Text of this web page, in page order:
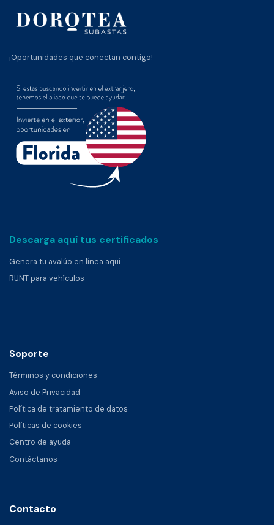
¡Oportunidades que conectan contigo!
Descarga aquí tus certificados
Genera tu avalúo en línea aquí.
RUNT para vehículos
Soporte
Términos y condiciones
Aviso de Privacidad
Política de tratamiento de datos
Políticas de cookies
Centro de ayuda
Contáctanos
Contacto